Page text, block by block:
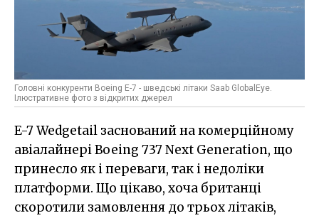
Головні конкуренти Boeing E-7 - шведські літаки Saab GlobalEye.
Ілюстративне фото з відкритих джерел
E-7 Wedgetail заснований на комерційному
авіалайнері Boeing 737 Next Generation, що
принесло як і переваги, так і недоліки
платформи. Що цікаво, хоча британці
скоротили замовлення до трьох літаків,